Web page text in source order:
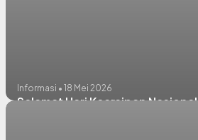
Informasi • 18 Mei 2026
Selamat Hari Kearsipan Nasional